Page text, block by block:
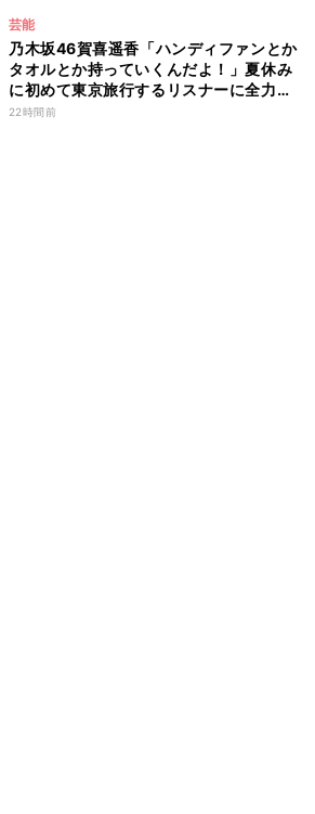
ん予防-』
芸能
乃木坂46賀喜遥香「ハンディファンとか
タオルとか持っていくんだよ！」夏休み
に初めて東京旅行するリスナーに全力ア
ドバイス！
22時間前